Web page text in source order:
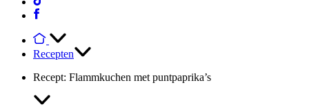
Recepten
Recept: Flammkuchen met puntpaprika’s